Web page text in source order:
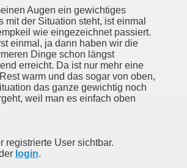
Augen ein gewichtiges
mit der Situation steht, ist einmal
wie eingezeichnet passiert.
einmal, ja dann haben wir die
Dinge schon längst
erreicht. Da ist nur mehr eine
warm und das sogar von oben,
das ganze gewichtig noch
weil man es einfach oben
registrierte User sichtbar.
login.